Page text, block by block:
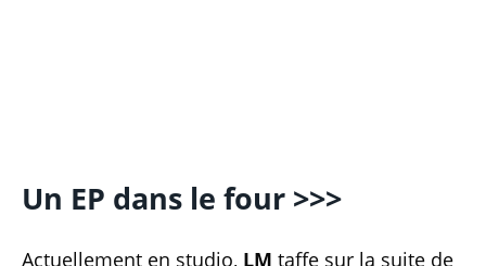
Un EP dans le four >>>
Actuellement en studio, LM taffe sur la suite de